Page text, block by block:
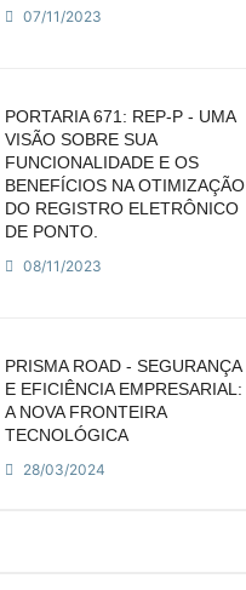
07/11/2023
PORTARIA 671: REP-P - UMA
VISÃO SOBRE SUA
FUNCIONALIDADE E OS
BENEFÍCIOS NA OTIMIZAÇÃO
DO REGISTRO ELETRÔNICO
DE PONTO.
08/11/2023
PRISMA ROAD - SEGURANÇA
E EFICIÊNCIA EMPRESARIAL:
A NOVA FRONTEIRA
TECNOLÓGICA
28/03/2024